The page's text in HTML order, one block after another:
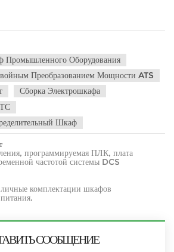
Промышленного Оборудования
Преобразованием Мощности ATS
Сборка Электрошкафа
Шкаф
программируемая ПЛК, плата
частотой системы DCS
комплектации шкафов
СООБЩЕНИЕ